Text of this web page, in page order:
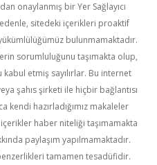
onaylanmış bir Yer Sağlayıcı
sitedeki içerikleri proaktif
bulunmamaktadır.
sorumluluğunu taşımakta olup,
etmiş sayılırlar. Bu internet
şahıs şirketi ile hiçbir bağlantısı
kendi hazırladığımız makaleler
haber niteliği taşımamakta
paylaşım yapılmamaktadır.
tamamen tesadüfidir.